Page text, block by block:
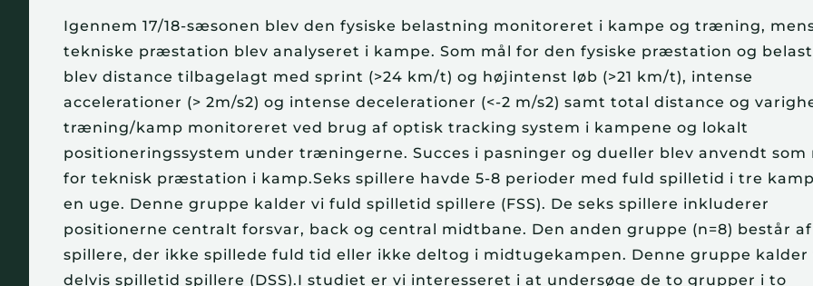
Igennem 17/18-sæsonen blev den fysiske belastning monitoreret i kampe og træning,
tekniske præstation blev analyseret i kampe. Som mål for den fysiske præstation og
blev distance tilbagelagt med sprint (>24 km/t) og højintenst løb (>21 km/t), intense
accelerationer (> 2m/s2) og intense decelerationer (<-2 m/s2) samt total distance og
træning/kamp monitoreret ved brug af optisk tracking system i kampene og lokalt
positioneringssystem under træningerne. Succes i pasninger og dueller blev anvendt som
for teknisk præstation i kamp.Seks spillere havde 5-8 perioder med fuld spilletid i tre
en uge. Denne gruppe kalder vi fuld spilletid spillere (FSS). De seks spillere inkluderer
positionerne centralt forsvar, back og central midtbane. Den anden gruppe (n=8) består af
spillere, der ikke spillede fuld tid eller ikke deltog i midtugekampen. Denne gruppe kalder
delvis spilletid spillere (DSS).I studiet er vi interesseret i at undersøge de to grupper i to